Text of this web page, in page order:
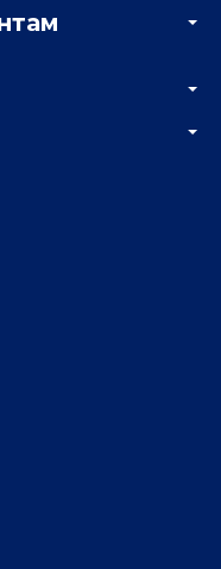
2-й этаж
этаж
центр «Виктория